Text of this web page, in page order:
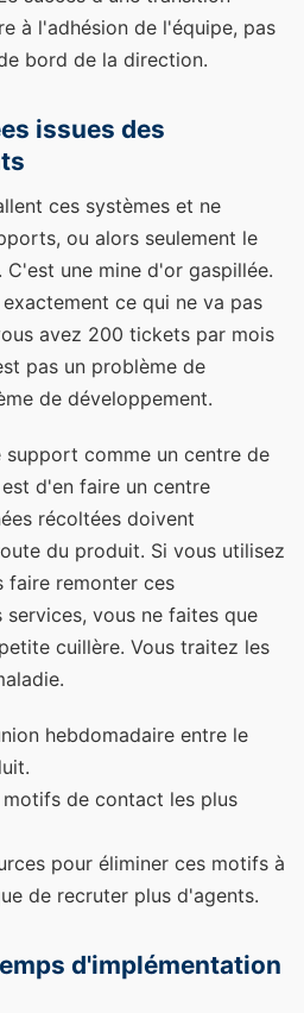
à l'adhésion de l'équipe, pas
bord de la direction.
issues des
ces systèmes et ne
ou alors seulement le
une mine d'or gaspillée.
ce qui ne va pas
avez 200 tickets par mois
pas un problème de
de développement.
comme un centre de
d'en faire un centre
récoltées doivent
du produit. Si vous utilisez
faire remonter ces
vous ne faites que
cuillère. Vous traitez les
hebdomadaire entre le
de contact les plus
pour éliminer ces motifs à
de recruter plus d'agents.
d'implémentation